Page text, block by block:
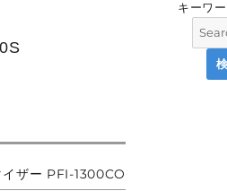
ザー PFI-1300CO
キーワ